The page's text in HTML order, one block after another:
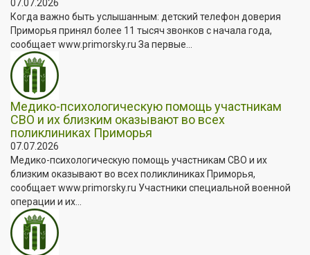
07.07.2026
Когда важно быть услышанным: детский телефон доверия
Приморья принял более 11 тысяч звонков с начала года,
сообщает www.primorsky.ru За первые...
Медико-психологическую помощь участникам
СВО и их близким оказывают во всех
поликлиниках Приморья
07.07.2026
Медико-психологическую помощь участникам СВО и их
близким оказывают во всех поликлиниках Приморья,
сообщает www.primorsky.ru Участники специальной военной
операции и их...